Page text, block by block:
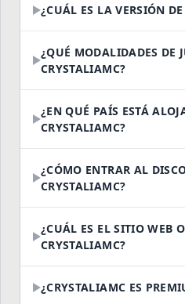
¿CUÁL ES LA VERSIÓN
¿QUÉ MODALIDADES DE
CRYSTALIAMC?
¿EN QUÉ PAÍS ESTÁ
CRYSTALIAMC?
¿CÓMO ENTRAR AL
CRYSTALIAMC?
¿CUÁL ES EL SITIO WEB
CRYSTALIAMC?
¿CRYSTALIAMC ES